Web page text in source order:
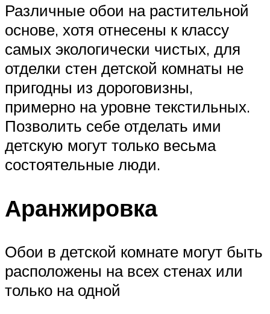
Различные обои на растительной
основе, хотя отнесены к классу
самых экологически чистых, для
отделки стен детской комнаты не
пригодны из дороговизны,
примерно на уровне текстильных.
Позволить себе отделать ими
детскую могут только весьма
состоятельные люди.
Аранжировка
Обои в детской комнате могут быть
расположены на всех стенах или
только на одной